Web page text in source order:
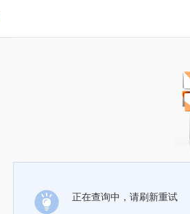
正在查询中，请刷新重试